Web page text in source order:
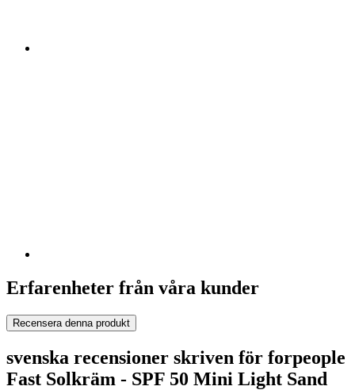
Erfarenheter från våra kunder
Recensera denna produkt
svenska recensioner skriven för forpeople
Fast Solkräm - SPF 50 Mini Light Sand